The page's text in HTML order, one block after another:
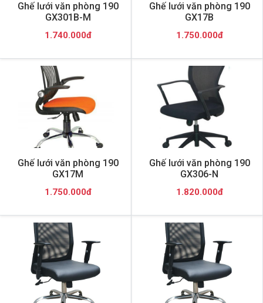
Ghế lưới văn phòng 190
GX301B-M
1.740.000đ
Ghế lưới văn phòng 190
GX17B
1.750.000đ
Ghế lưới văn phòng 190
GX17M
1.750.000đ
Ghế lưới văn phòng 190
GX306-N
1.820.000đ